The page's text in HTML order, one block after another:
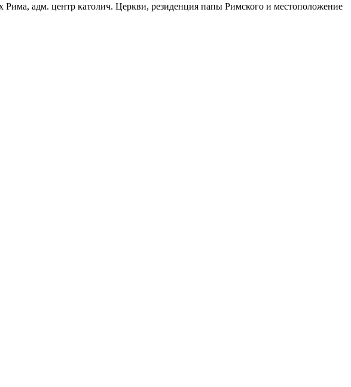
Рима, адм. центр католич. Церкви, резиденция папы Римского и местоположение